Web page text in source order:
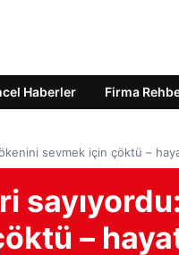
Haberler Firma
sevmek için çöktü –
–